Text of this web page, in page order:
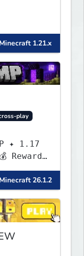
Minecraft 1.21.x
play
✦ 1.17
Minecraft 26.1.2